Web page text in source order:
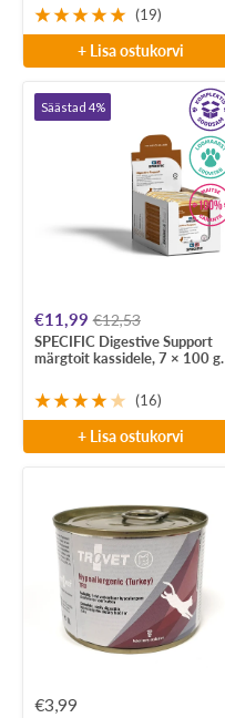
(19)
+ Lisa ostukorvi
Säästad 4%
Soodushind
€11,99€12,53
SPECIFIC Digestive Support
märgtoit kassidele, 7 × 100 g.
(16)
+ Lisa ostukorvi
Soodushind
€3,99